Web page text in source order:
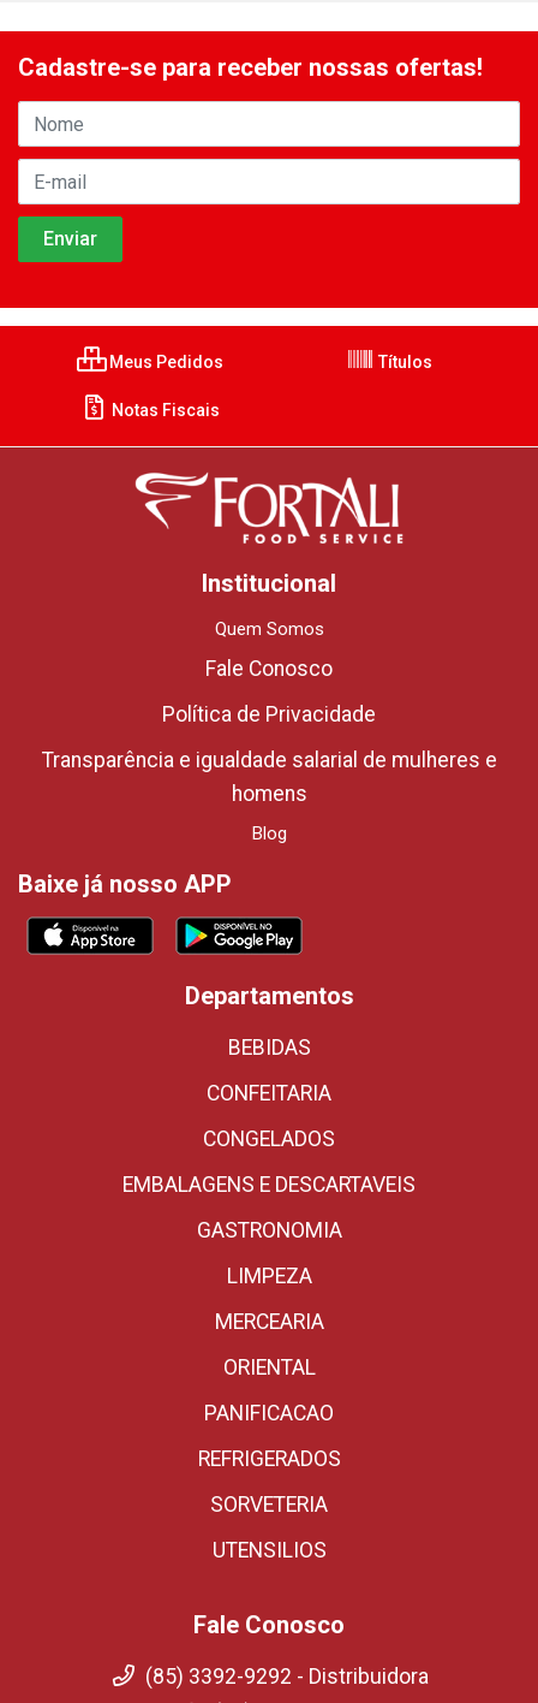
Cadastre-se para receber nossas ofertas!
Meus Pedidos Títulos
Notas Fiscais
Institucional
Quem Somos
Fale Conosco
Política de Privacidade
Transparência e igualdade salarial de mulheres e
homens
Blog
Baixe já nosso APP
Departamentos
BEBIDAS
CONFEITARIA
CONGELADOS
EMBALAGENS E DESCARTAVEIS
GASTRONOMIA
LIMPEZA
MERCEARIA
ORIENTAL
PANIFICACAO
REFRIGERADOS
SORVETERIA
UTENSILIOS
Fale Conosco
(85) 3392-9292 - Distribuidora